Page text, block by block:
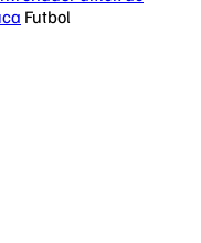
Futbol